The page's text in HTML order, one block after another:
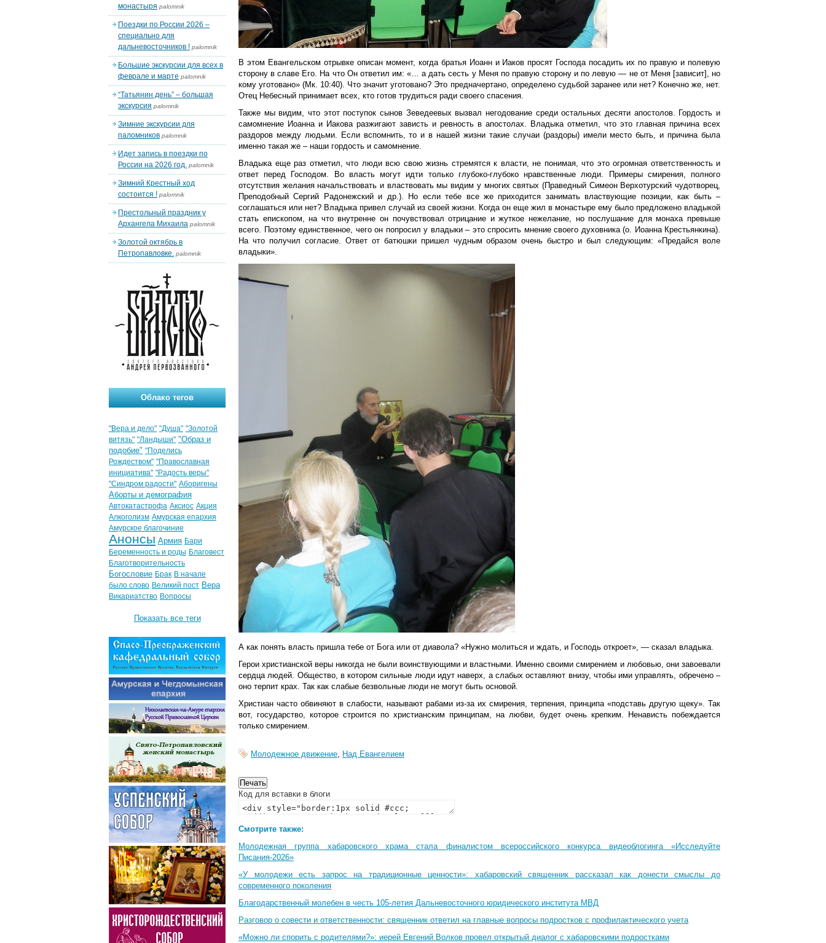
В этом Евангельском отрывке описан момент, когда братья Иоанн и Иаков просят Господа посадить их по правую и полевую
сторону в славе Его. На что Он ответил им: «… а дать сесть у Меня по правую сторону и по левую — не от Меня [зависит], но
кому уготовано» (Мк. 10:40). Что значит уготовано? Это предначертано, определено судьбой заранее или нет? Конечно же, нет.
Отец Небесный принимает всех, кто готов трудиться ради своего спасения.
Также мы видим, что этот поступок сынов Зеведеевых вызвал негодование среди остальных десяти апостолов. Гордость и
самомнение Иоанна и Иакова разжигают зависть и ревность в апостолах. Владыка отметил, что это главная причина всех
раздоров между людьми. Если вспомнить, то и в нашей жизни такие случаи (раздоры) имели место быть, и причина была
именно такая же – наши гордость и самомнение.
Владыка еще раз отметил, что люди всю свою жизнь стремятся к власти, не понимая, что это огромная ответственность и
ответ перед Господом. Во власть могут идти только глубоко-глубоко нравственные люди. Примеры смирения, полного
отсутствия желания начальствовать и властвовать мы видим у многих святых (Праведный Симеон Верхотурский чудотворец,
Преподобный Сергий Радонежский и др.). Но если тебе все же приходится занимать властвующие позиции, как быть –
соглашаться или нет? Владыка привел случай из своей жизни. Когда он еще жил в монастыре ему было предложено владыкой
стать епископом, на что внутренне он почувствовал отрицание и жуткое нежелание, но послушание для монаха превыше
всего. Поэтому единственное, чего он попросил у владыки – это спросить мнение своего духовника (о. Иоанна Крестьянкина).
На что получил согласие. Ответ от батюшки пришел чудным образом очень быстро и был следующим: «Предайся воле
владыки».
А как понять власть пришла тебе от Бога или от диавола? «Нужно молиться и ждать, и Господь откроет», — сказал владыка.
Герои христианской веры никогда не были воинствующими и властными. Именно своими смирением и любовью, они завоевали
сердца людей. Общество, в котором сильные люди идут наверх, а слабых оставляют внизу, чтобы ими управлять, обречено –
оно терпит крах. Так как слабые безвольные люди не могут быть основой.
Христиан часто обвиняют в слабости, называют рабами из-за их смирения, терпения, принципа «подставь другую щеку». Так
вот, государство, которое строится по христианским принципам, на любви, будет очень крепким. Ненависть побеждается
только смирением.
Молодежное движение, Над Евангелием
Код для вставки в блоги
Смотрите также:
Молодежная группа хабаровского храма стала финалистом всероссийского конкурса видеоблогинга «Исследуйте
Писания-2026»
«У молодежи есть запрос на традиционные ценности»: хабаровский священник рассказал как донести смыслы до
современного поколения
Благодарственный молебен в честь 105-летия Дальневосточного юридического института МВД
Разговор о совести и ответственности: священник ответил на главные вопросы подростков с профилактического учета
«Можно ли спорить с родителями?»: иерей Евгений Волков провел открытый диалог с хабаровскими подростками
монастыря palomnik
Поездки по России 2026 –
специально для
дальневосточников ! palomnik
Большие экскурсии для всех в
феврале и марте palomnik
“Татьянин день” – большая
экскурсия palomnik
Зимние экскурсии для
паломников palomnik
Идет запись в поездки по
России на 2026 год. palomnik
Зимний Крестный ход
состоится ! palomnik
Престольный праздник у
Архангела Михаила palomnik
Золотой октябрь в
Петропавловке. palomnik
Облако тегов
"Вера и дело" "Душа" "Золотой
витязь" "Ландыши" "Образ и
подобие" "Поделись
Рождеством" "Православная
инициатива" "Радость веры"
"Синдром радости" Аборигены
Аборты и демография
Автокатастрофа Аксиос Акция
Алкоголизм Амурская епархия
Амурское благочиние
Анонсы Армия Бари
Беременность и роды Благовест
Благотворительность
Богословие Брак В начале
было слово Великий пост Вера
Викариатство Вопросы
Показать все теги